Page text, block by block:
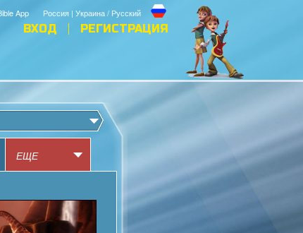
Россия | Украина / Русский
App
ВХОД РЕГИСТРАЦИЯ